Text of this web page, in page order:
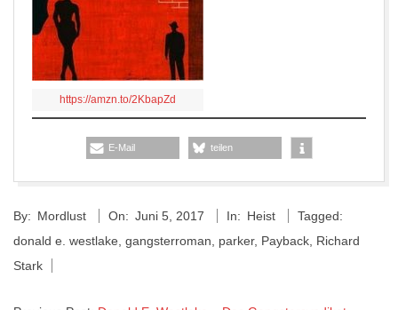
https://amzn.to/2KbapZd
E-Mail teilen
06-
05
By: Mordlust On: Juni 5, 2017 In: Heist
Tagged:
donald e. westlake gangsterroman parker, Payback Richard
Stark